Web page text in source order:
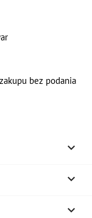
bez podania


